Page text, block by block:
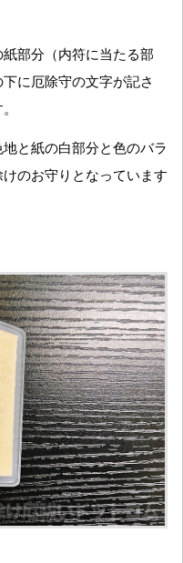
部分（内符に当たる部
に厄除守の文字が記さ
と紙の白部分と色のバラ
のお守りとなっています